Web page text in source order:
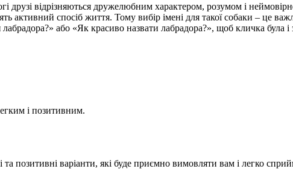
друзі відрізняються дружелюбним характером, розумом і
активний спосіб життя. Тому вибір імені для такої собаки – це
або «Як красиво назвати лабрадора?», щоб кличка була і
і позитивним.
позитивні варіанти, які буде приємно вимовляти вам і легко